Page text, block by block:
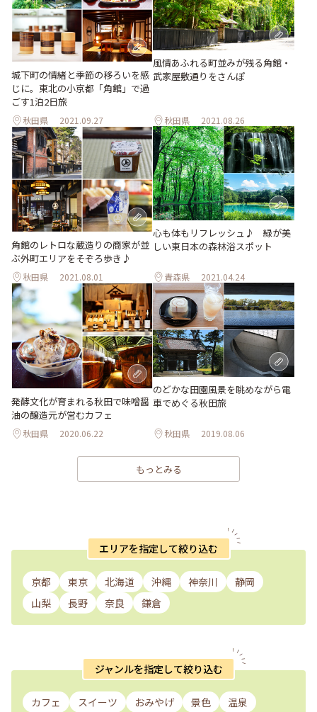
城下町の情緒と季節の移ろいを感
じに。東北の小京都「角館」で過
ごす1泊2日旅
秋田県 2021.09.27
風情あふれる町並みが残る角館・
武家屋敷通りをさんぽ
秋田県 2021.08.26
角館のレトロな蔵造りの商家が並
ぶ外町エリアをそぞろ歩き♪
秋田県 2021.08.01
心も体もリフレッシュ♪ 緑が美
しい東日本の森林浴スポット
青森県 2021.04.24
発酵文化が育まれる秋田で味噌醤
油の醸造元が営むカフェ
秋田県 2020.06.22
のどかな田園風景を眺めながら電
車でめぐる秋田旅
秋田県 2019.08.06
もっとみる
エリアを指定して絞り込む
京都 東京 北海道 沖縄 神奈川
静岡
山梨
長野 奈良 鎌倉
ジャンルを指定して絞り込む
カフェ スイーツ おみやげ 景色
温泉